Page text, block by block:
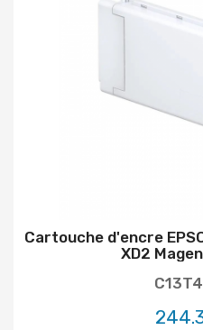
Cartouche d'encre
XD2